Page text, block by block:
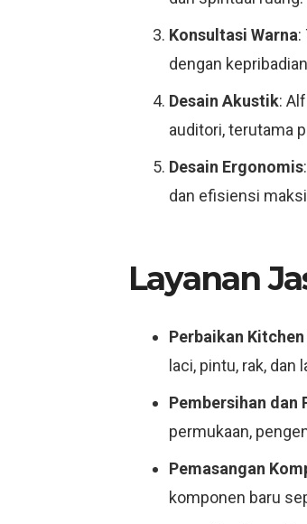
Konsultasi Warna:
dengan
Desain Akustik:
auditori, terutama
Desain Ergonomis
dan efisiensi
Layanan
Perbaikan
laci, pintu, rak, dan
Pembersihan dan
permukaan,
Pemasangan
komponen baru